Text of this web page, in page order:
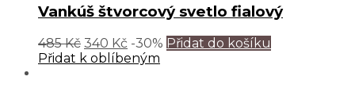
Vankúš štvorcový svetlo fialový
485Kč 340 Kč -30% Přidat do košíku
Přidat k oblíbeným